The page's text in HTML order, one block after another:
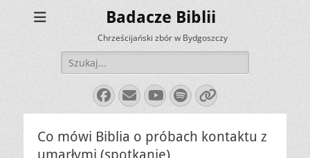
Badacze Biblii
Chrześcijański zbór w Bydgoszczy
Szukaj:
Facebook
E-
mail
YouTube
Spotify
Link
Co mówi Biblia o próbach kontaktu z
umarłymi (spotkanie)